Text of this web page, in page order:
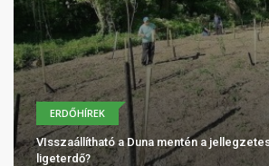
ERDŐHÍREK
VIsszaállítható a Duna mentén a
ligeterdő?